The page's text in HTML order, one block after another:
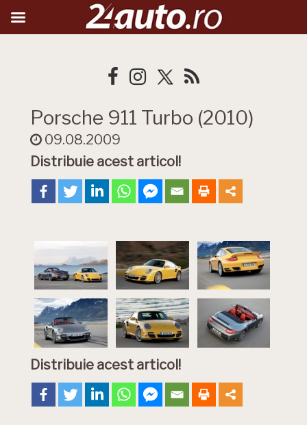
Porsche 911 Turbo (2010)
09.08.2009
Distribuie acest articol!
Distribuie acest articol!